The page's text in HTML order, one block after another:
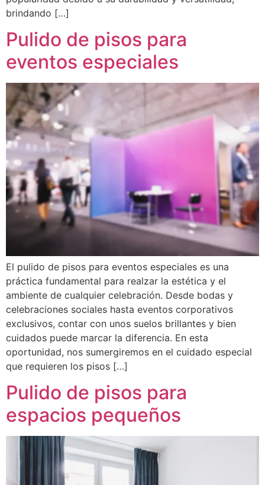
brindando […]
Pulido de pisos para
eventos especiales
El pulido de pisos para eventos especiales es una
práctica fundamental para realzar la estética y el
ambiente de cualquier celebración. Desde bodas y
celebraciones sociales hasta eventos corporativos
exclusivos, contar con unos suelos brillantes y bien
cuidados puede marcar la diferencia. En esta
oportunidad, nos sumergiremos en el cuidado especial
que requieren los pisos […]
Pulido de pisos para
espacios pequeños